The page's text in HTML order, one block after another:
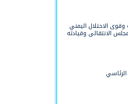
وقوى الاحتلال اليمني
الانتقالي وقيادته